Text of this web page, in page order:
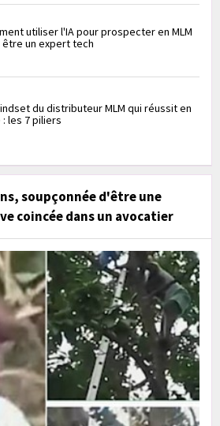
utiliser l'IA pour prospecter en MLM
être un expert tech
du distributeur MLM qui réussit en
: les 7 piliers
soupçonnée d'être une
coincée dans un avocatier